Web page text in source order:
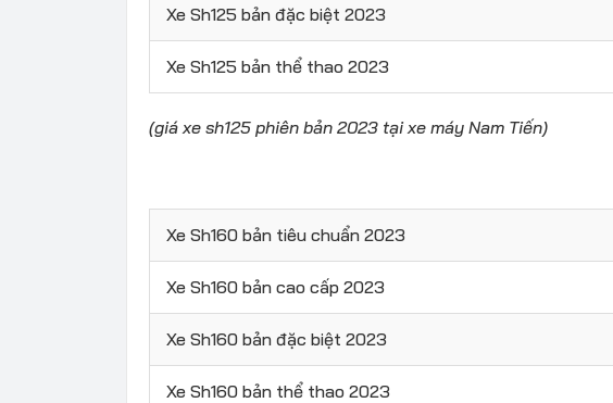
Xe Sh125 bản đặc biệt 2023
Xe Sh125 bản thể thao 2023
(giá xe sh125 phiên bản 2023 tại xe máy Nam Tiến)
Xe Sh160 bản tiêu chuẩn 2023
Xe Sh160 bản cao cấp 2023
Xe Sh160 bản đặc biệt 2023
Xe Sh160 bản thể thao 2023